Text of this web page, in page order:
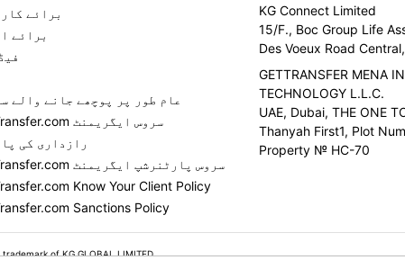
برائے
برائے
عام طور پر پوچھے جانے والے
GetTransfer.com سروس ایگریمنٹ
رازداری کی
GetTransfer.com سروس پارٹنرشپ ایگریمنٹ
Know Your Client Policy
Sanctions Policy
KG Connect Limited
15/F., Boc Group Life
Des Voeux Road
GETTRANSFER MENA
TECHNOLOGY L.L.C.
UAE, Dubai, THE ONE
Thanyah First1, Plot
Property № HC-70
of KG GLOBAL LIMITED.